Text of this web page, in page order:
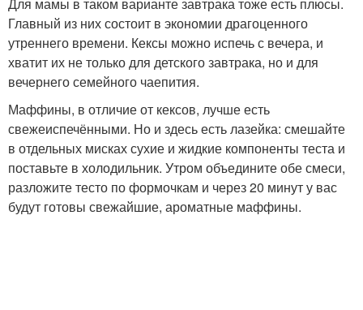
Главный из них состоит в экономии драгоценного
утреннего времени. Кексы можно испечь с вечера, и
хватит их не только для детского завтрака, но и для
вечернего семейного чаепития.
Маффины, в отличие от кексов, лучше есть
свежеиспечёнными. Но и здесь есть лазейка: смешайте
в отдельных мисках сухие и жидкие компоненты теста и
поставьте в холодильник. Утром объедините обе смеси,
разложите тесто по формочкам и через 20 минут у вас
будут готовы свежайшие, ароматные маффины.